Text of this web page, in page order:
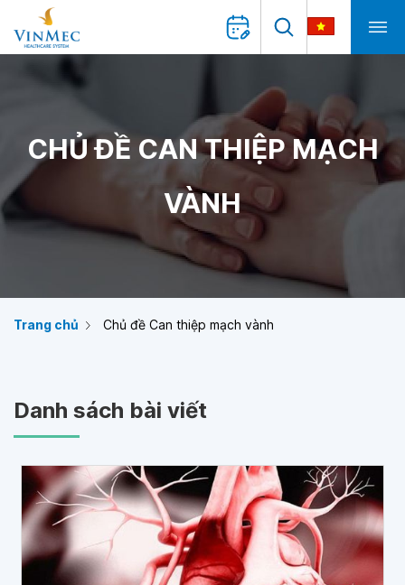
CHỦ ĐỀ CAN THIỆP MẠCH
VÀNH
Trang chủ Chủ đề Can thiệp mạch vành
Danh sách bài viết